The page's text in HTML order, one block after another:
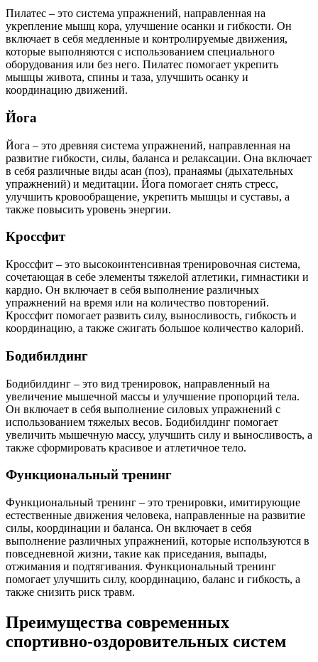
Пилатес – это система упражнений, направленная на
укрепление мышц кора, улучшение осанки и гибкости. Он
включает в себя медленные и контролируемые движения,
которые выполняются с использованием специального
оборудования или без него. Пилатес помогает укрепить
мышцы живота, спины и таза, улучшить осанку и
координацию движений.
Йога
Йога – это древняя система упражнений, направленная на
развитие гибкости, силы, баланса и релаксации. Она включает
в себя различные виды асан (поз), пранаямы (дыхательных
упражнений) и медитации. Йога помогает снять стресс,
улучшить кровообращение, укрепить мышцы и суставы, а
также повысить уровень энергии.
Кроссфит
Кроссфит – это высокоинтенсивная тренировочная система,
сочетающая в себе элементы тяжелой атлетики, гимнастики и
кардио. Он включает в себя выполнение различных
упражнений на время или на количество повторений.
Кроссфит помогает развить силу, выносливость, гибкость и
координацию, а также сжигать большое количество калорий.
Бодибилдинг
Бодибилдинг – это вид тренировок, направленный на
увеличение мышечной массы и улучшение пропорций тела.
Он включает в себя выполнение силовых упражнений с
использованием тяжелых весов. Бодибилдинг помогает
увеличить мышечную массу, улучшить силу и выносливость, а
также сформировать красивое и атлетичное тело.
Функциональный тренинг
Функциональный тренинг – это тренировки, имитирующие
естественные движения человека, направленные на развитие
силы, координации и баланса. Он включает в себя
выполнение различных упражнений, которые используются в
повседневной жизни, такие как приседания, выпады,
отжимания и подтягивания. Функциональный тренинг
помогает улучшить силу, координацию, баланс и гибкость, а
также снизить риск травм.
Преимущества современных
спортивно-оздоровительных систем